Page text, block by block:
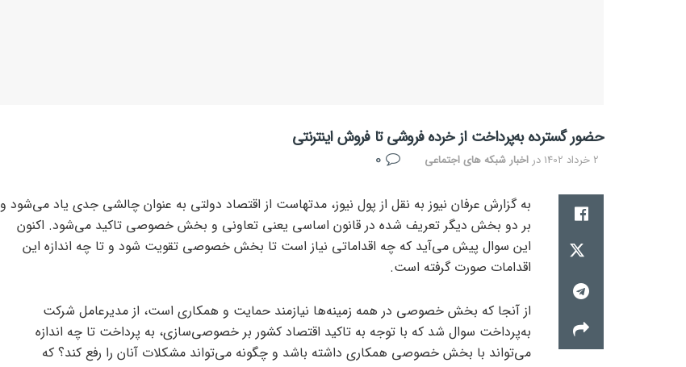
حضور گسترده به‌پرداخت از خرده فروشی تا فروش اینترنتی
2 خرداد 1402 دراخبار شبکه های اجتماعی
به گزارش عرفان نیوز به نقل از پول نیوز، مدتهاست از اقتصاد دولتی به عنوان چالشی جدی یاد می‌شود و
بر دو بخش دیگر تعریف شده در قانون اساسی یعنی تعاونی و بخش خصوصی تاکید می‌شود. اکنون
این سوال پیش می‌آید که چه اقداماتی نیاز است تا بخش خصوصی تقویت شود و تا چه اندازه این
اقدامات صورت گرفته است.
از آنجا که بخش خصوصی در همه زمینه‌ها نیازمند حمایت و همکاری است، از مدیرعامل شرکت
به‌پرداخت سوال شد که با توجه به تاکید اقتصاد کشور بر خصوصی‌سازی، به پرداخت تا چه اندازه
می‌تواند با بخش خصوصی همکاری داشته باشد و چگونه می‌تواند مشکلات آنان را رفع کند؟ که